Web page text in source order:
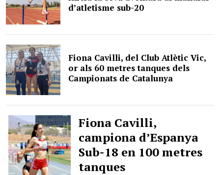
d’atletisme sub-20
Fiona Cavilli, del Club Atlètic Vic,
or als 60 metres tanques dels
Campionats de Catalunya
Fiona Cavilli,
campiona d’Espanya
Sub-18 en 100 metres
tanques